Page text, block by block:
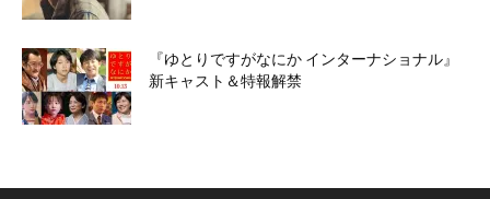
『ゆとりですがなにか インターナショナル』
新キャスト＆特報解禁